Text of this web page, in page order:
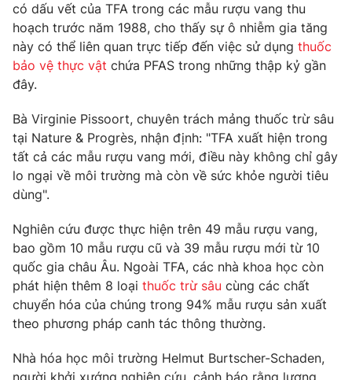
Học trực tuyến
Hitech Công nghệ tương lai
Sản phẩm
Thị trường
Tư vấn
Giao lưu trực tuyến
Lịch phát sóng
Chuyên mục khác
Emagazine Podcast
Video Shorts video
VTV Money VTV Thể thao
VTV Sức khoẻ Bất động sản
có dấu vết của TFA trong các mẫu rượu vang thu
hoạch trước năm 1988, cho thấy sự ô nhiễm gia tăng
này có thể liên quan trực tiếp đến việc sử dụng thuốc
bảo vệ thực vật chứa PFAS trong những thập kỷ gần
đây.
Bà Virginie Pissoort, chuyên trách mảng thuốc trừ sâu
tại Nature & Progrès, nhận định: "TFA xuất hiện trong
tất cả các mẫu rượu vang mới, điều này không chỉ gây
lo ngại về môi trường mà còn về sức khỏe người tiêu
dùng".
Nghiên cứu được thực hiện trên 49 mẫu rượu vang,
bao gồm 10 mẫu rượu cũ và 39 mẫu rượu mới từ 10
quốc gia châu Âu. Ngoài TFA, các nhà khoa học còn
phát hiện thêm 8 loại thuốc trừ sâu cùng các chất
chuyển hóa của chúng trong 94% mẫu rượu sản xuất
theo phương pháp canh tác thông thường.
Nhà hóa học môi trường Helmut Burtscher-Schaden,
người khởi xướng nghiên cứu, cảnh báo rằng lượng